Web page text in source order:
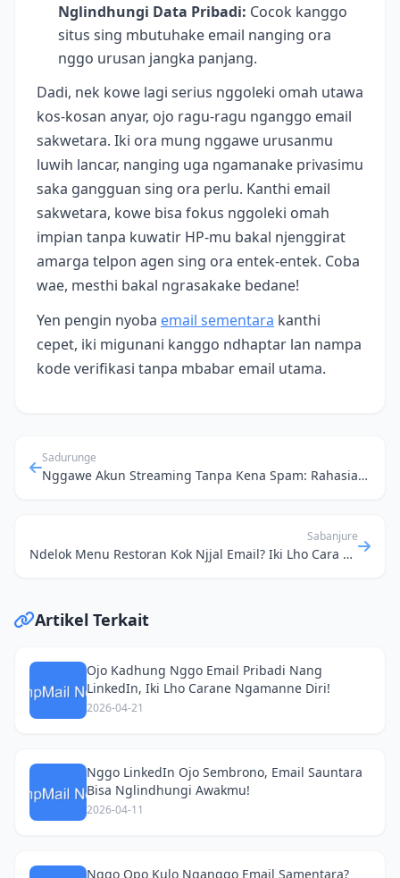
Nglindhungi Data Pribadi: Cocok kanggo
situs sing mbutuhake email nanging ora
nggo urusan jangka panjang.
Dadi, nek kowe lagi serius nggoleki omah utawa
kos-kosan anyar, ojo ragu-ragu nganggo email
sakwetara. Iki ora mung nggawe urusanmu
luwih lancar, nanging uga ngamanake privasimu
saka gangguan sing ora perlu. Kanthi email
sakwetara, kowe bisa fokus nggoleki omah
impian tanpa kuwatir HP-mu bakal njenggirat
amarga telpon agen sing ora entek-entek. Coba
wae, mesthi bakal ngrasakake bedane!
Yen pengin nyoba email sementara kanthi
cepet, iki migunani kanggo ndhaptar lan nampa
kode verifikasi tanpa mbabar email utama.
Sadurunge
Nggawe Akun Streaming Tanpa Kena Spam: Rahasia Email Palsu
Sabanjure
Ndelok Menu Restoran Kok Njjal Email? Iki Lho Cara Ngakali Ben Ora Spamming Inbox-e Dewe
Artikel Terkait
Ojo Kadhung Nggo Email Pribadi Nang
LinkedIn, Iki Lho Carane Ngamanne Diri!
2026-04-21
Nggo LinkedIn Ojo Sembrono, Email Sauntara
Bisa Nglindhungi Awakmu!
2026-04-11
Nggo Opo Kulo Nganggo Email Samentara?